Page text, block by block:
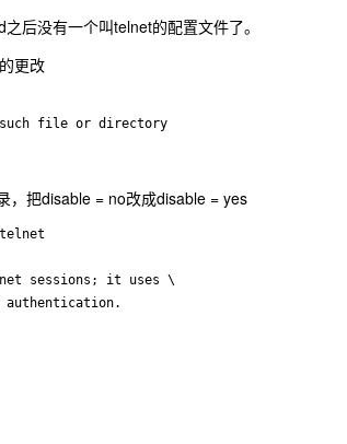
后没有一个叫telnet的配置文件了。
更改
，把disable = no改成disable = yes
sessions; it uses \
authentication.